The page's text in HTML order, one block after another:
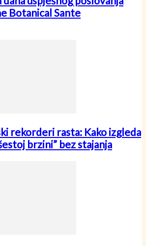
Botanical Sante
rekorderi rasta: Kako izgleda
brzini” bez stajanja